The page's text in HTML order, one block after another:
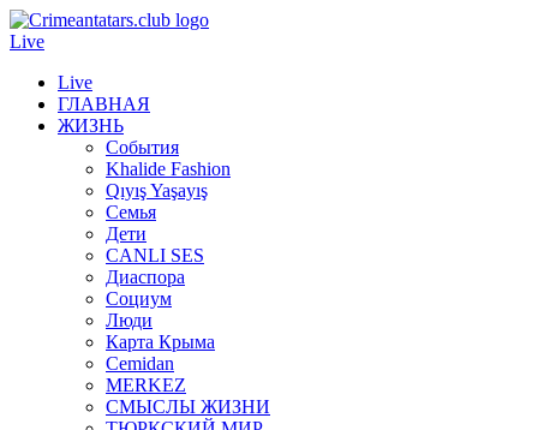
Live
Live
ГЛАВНАЯ
ЖИЗНЬ
События
Khalide Fashion
Qıyış Yaşayış
Семья
Дети
CANLI SES
Диаспора
Социум
Люди
Карта Крыма
Cemidan
МERKEZ
СМЫСЛЫ ЖИЗНИ